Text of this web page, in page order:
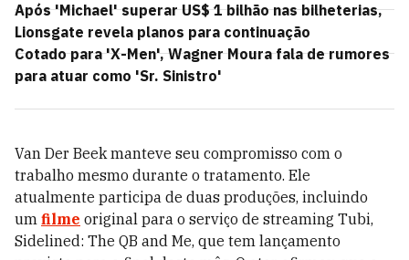
Após 'Michael' superar US$ 1 bilhão nas bilheterias,
Lionsgate revela planos para continuação
Cotado para 'X-Men', Wagner Moura fala de rumores
para atuar como 'Sr. Sinistro'
Van Der Beek manteve seu compromisso com o
trabalho mesmo durante o tratamento. Ele
atualmente participa de duas produções, incluindo
um filme original para o serviço de streaming Tubi,
Sidelined: The QB and Me, que tem lançamento